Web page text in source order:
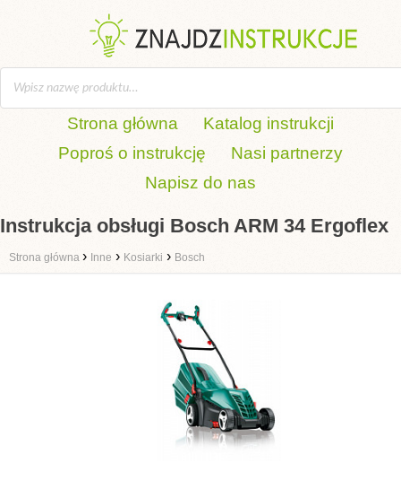
Strona główna
Katalog instrukcji
Poproś o instrukcję
Nasi partnerzy
Napisz do nas
Instrukcja obsługi Bosch ARM 34 Ergoflex
Strona główna › Inne › Kosiarki › Bosch